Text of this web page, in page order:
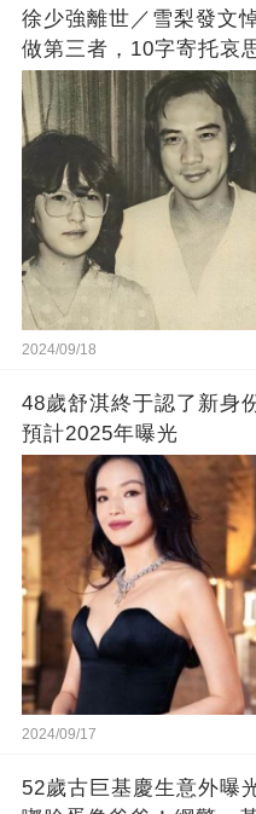
徐少強離世／雪梨發文
做第三者，10字寄托哀
2024/09/18
48歲舒淇終于認了新身
預計2025年曝光
2024/09/17
52歲古巨基慶生意外曝